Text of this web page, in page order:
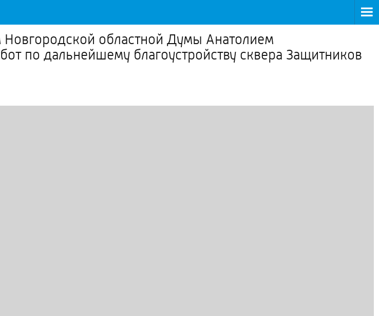
Новгородской областной Думы Анатолием
по дальнейшему благоустройству сквера Защитников